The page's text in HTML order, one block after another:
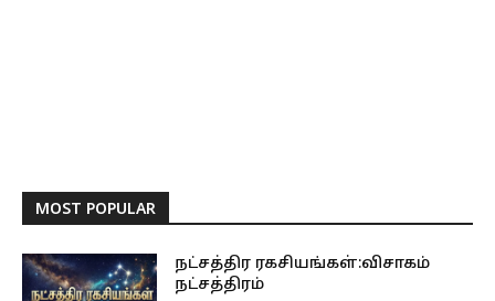
MOST POPULAR
நட்சத்திர ரகசியங்கள்:விசாகம்
நட்சத்திரம்